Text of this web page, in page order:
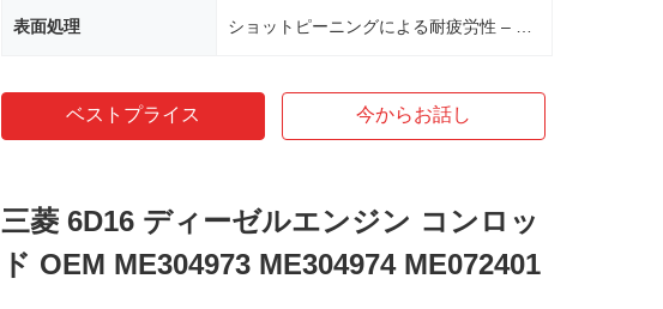
表面処理
ベストプライス 今からお話し
三菱 6D16 ディーゼルエンジン コンロッ
ド OEM ME304973 ME304974 ME072401